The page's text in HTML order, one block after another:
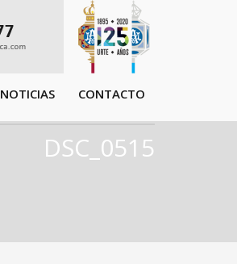
NOTICIAS CONTACTO
DSC_0515